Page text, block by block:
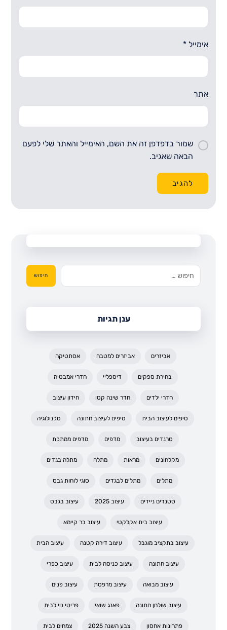
אימייל*
אתר
שמור בדפדפן זה את השם, האימייל והאתר שלי לפעם
הבאה שאגיב.
להגיב
חיפוש
ענן תגיות
אביזרים אביזרים למטבח אסתטיקה
בחירת ספקים דיספליי חדרי אמבטיה
חדרי ילדים חדר שינה קטן חידון עיצוב
טיפים לעיצוב הבית טיפים לעיצוב חתונה טכנולוגיה
טרנדים בעיצוב מדפים מדפים ממתכת
מקלחונים מראות מתלה מתלה בגדים
מתלים מתלים לבגדים סוגי לוחות גבס
סטנדים ניידים עיצוב 2025 עיצוב בגבס
עיצוב בית אקלקטי עיצוב בר קיימא
עיצוב בתקציב מוגבל עיצוב דירה קטנה עיצוב הבית
עיצוב חתונה עיצוב כניסה לבית עיצוב כפרי
עיצוב מבואה עיצוב מרפסת עיצוב פנים
עיצוב שולחן חתונה פאנג שואי פריטי נוי לבית
פתרונות אחסון צבע השנה 2025 צמחים לבית